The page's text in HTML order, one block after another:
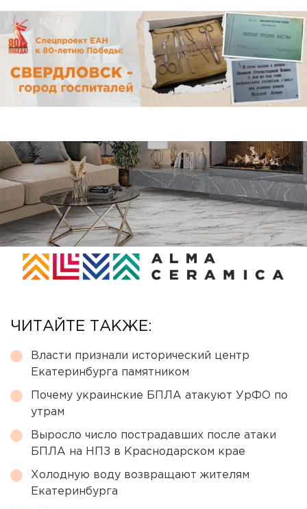
ЧИТАЙТЕ ТАКЖЕ:
Власти признали исторический центр
Екатеринбурга памятником
Почему украинские БПЛА атакуют УрФО по
утрам
Выросло число пострадавших после атаки
БПЛА на НПЗ в Краснодарском крае
Холодную воду возвращают жителям
Екатеринбурга